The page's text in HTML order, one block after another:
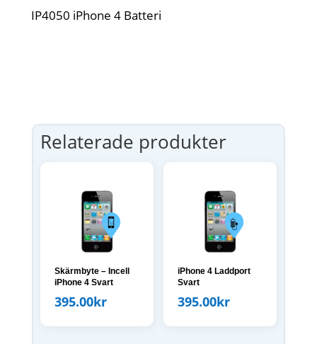
IP4050 iPhone 4 Batteri
Relaterade produkter
Skärmbyte – Incell
iPhone 4 Svart
395.00kr
iPhone 4 Laddport
Svart
395.00kr